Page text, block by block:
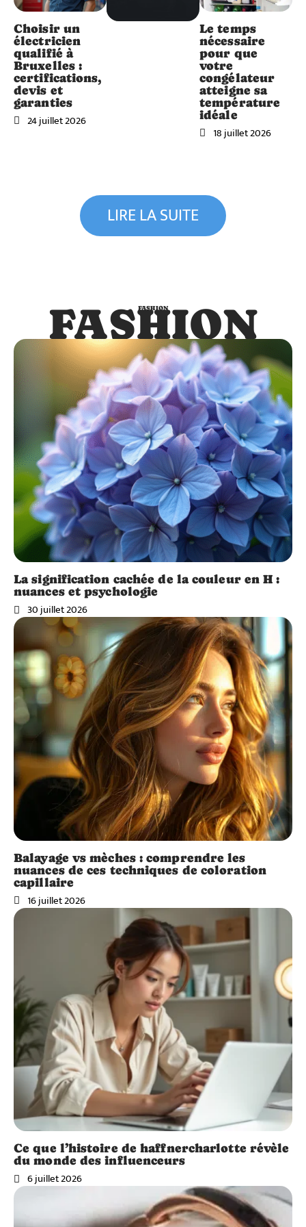
Choisir un
électricien
qualifié à
Bruxelles :
certifications,
devis et
garanties
24 juillet 2026
Le temps
nécessaire
pour que
votre
congélateur
atteigne sa
température
idéale
18 juillet 2026
LIRE LA SUITE
FASHION
FASHION
La signification cachée de la couleur en H :
nuances et psychologie
30 juillet 2026
Balayage vs mèches : comprendre les
nuances de ces techniques de coloration
capillaire
16 juillet 2026
Ce que l’histoire de haffnercharlotte révèle
du monde des influenceurs
6 juillet 2026